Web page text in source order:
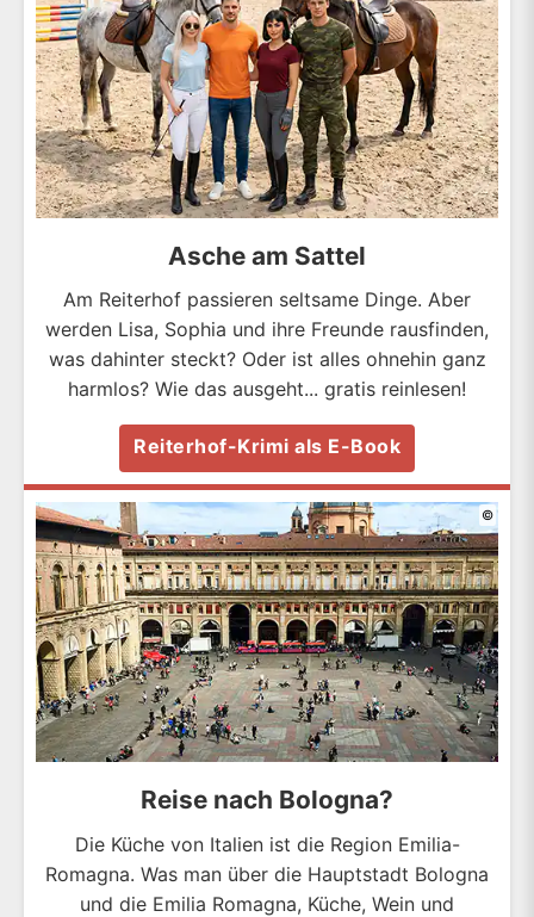
Asche am Sattel
Am Reiterhof passieren seltsame Dinge. Aber
werden Lisa, Sophia und ihre Freunde rausfinden,
was dahinter steckt? Oder ist alles ohnehin ganz
harmlos? Wie das ausgeht... gratis reinlesen!
Reiterhof-Krimi als E-Book
©
Reise nach Bologna?
Die Küche von Italien ist die Region Emilia-
Romagna. Was man über die Hauptstadt Bologna
und die Emilia Romagna, Küche, Wein und